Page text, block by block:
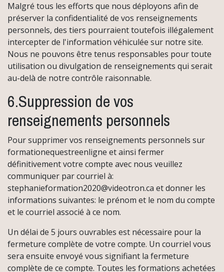
Malgré tous les efforts que nous déployons afin de
préserver la confidentialité de vos renseignements
personnels, des tiers pourraient toutefois illégalement
intercepter de l'information véhiculée sur notre site.
Nous ne pouvons être tenus responsables pour toute
utilisation ou divulgation de renseignements qui serait
au-delà de notre contrôle raisonnable.
6.Suppression de vos
renseignements personnels
Pour supprimer vos renseignements personnels sur
formationequestreenligne et ainsi fermer
définitivement votre compte avec nous veuillez
communiquer par courriel à:
stephanieformation2020@videotron.ca et donner les
informations suivantes: le prénom et le nom du compte
et le courriel associé à ce nom.
Un délai de 5 jours ouvrables est nécessaire pour la
fermeture complète de votre compte. Un courriel vous
sera ensuite envoyé vous signifiant la fermeture
complète de ce compte. Toutes les formations achetées